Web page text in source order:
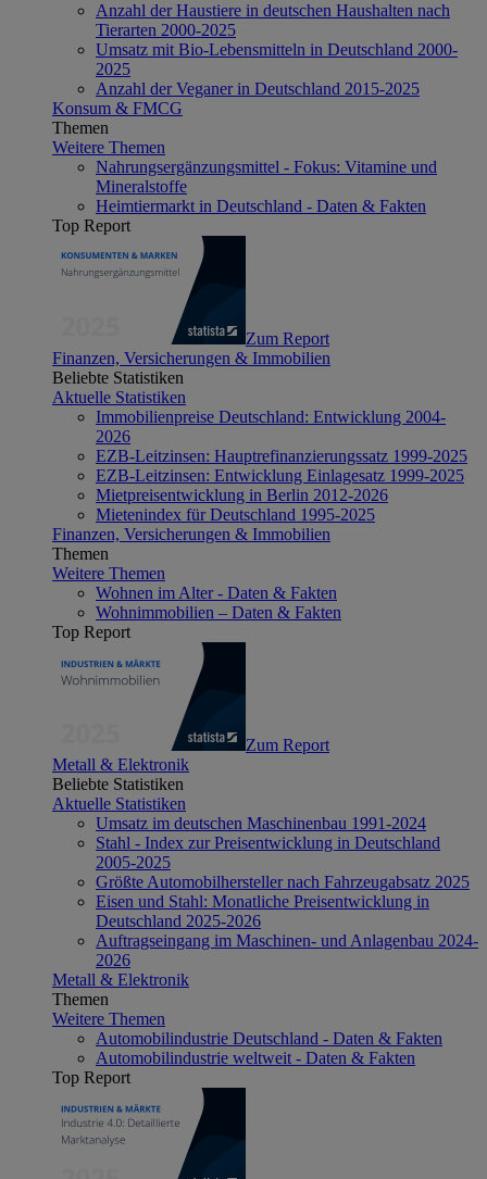
Anzahl der Haustiere in deutschen Haushalten nach
Tierarten 2000-2025
Umsatz mit Bio-Lebensmitteln in Deutschland 2000-
2025
Anzahl der Veganer in Deutschland 2015-2025
Konsum & FMCG
Themen
Weitere Themen
Nahrungsergänzungsmittel - Fokus: Vitamine und
Mineralstoffe
Heimtiermarkt in Deutschland - Daten & Fakten
Top Report
Zum Report
Finanzen, Versicherungen & Immobilien
Beliebte Statistiken
Aktuelle Statistiken
Immobilienpreise Deutschland: Entwicklung 2004-
2026
EZB-Leitzinsen: Hauptrefinanzierungssatz 1999-2025
EZB-Leitzinsen: Entwicklung Einlagesatz 1999-2025
Mietpreisentwicklung in Berlin 2012-2026
Mietenindex für Deutschland 1995-2025
Finanzen, Versicherungen & Immobilien
Themen
Weitere Themen
Wohnen im Alter - Daten & Fakten
Wohnimmobilien – Daten & Fakten
Top Report
Zum Report
Metall & Elektronik
Beliebte Statistiken
Aktuelle Statistiken
Umsatz im deutschen Maschinenbau 1991-2024
Stahl - Index zur Preisentwicklung in Deutschland
2005-2025
Größte Automobilhersteller nach Fahrzeugabsatz 2025
Eisen und Stahl: Monatliche Preisentwicklung in
Deutschland 2025-2026
Auftragseingang im Maschinen- und Anlagenbau 2024-
2026
Metall & Elektronik
Themen
Weitere Themen
Automobilindustrie Deutschland - Daten & Fakten
Automobilindustrie weltweit - Daten & Fakten
Top Report